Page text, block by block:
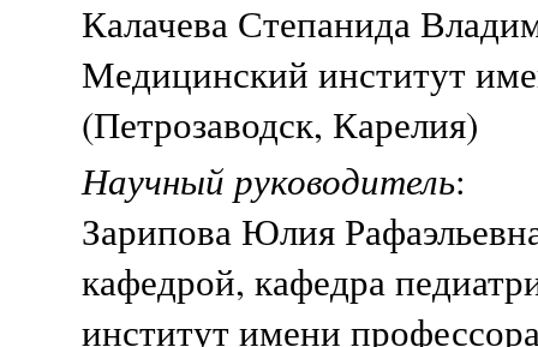
Калачева Степанида
Медицинский институт
(Петрозаводск, Карелия)
Научный руководитель:
Зарипова Юлия
кафедрой, кафедра
институт имени